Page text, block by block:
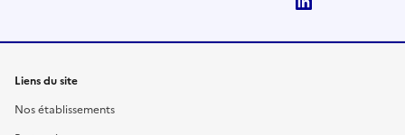
Liens du site
Nos établissements